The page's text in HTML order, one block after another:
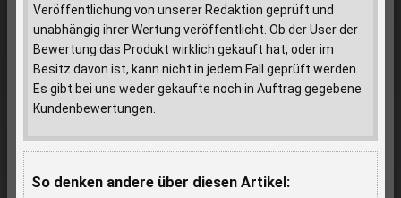
Veröffentlichung von unserer Redaktion geprüft und
unabhängig ihrer Wertung veröffentlicht. Ob der User der
Bewertung das Produkt wirklich gekauft hat, oder im
Besitz davon ist, kann nicht in jedem Fall geprüft werden.
Es gibt bei uns weder gekaufte noch in Auftrag gegebene
Kundenbewertungen.
So denken andere über diesen Artikel: